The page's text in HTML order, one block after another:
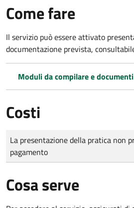
Come fare
Il servizio può essere attivato
documentazione prevista,
Moduli da compilare e
Costi
Tipo di pagamento
Importo
La presentazione della pratica non
pagamento
Cosa serve